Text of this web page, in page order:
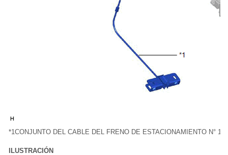
*1CONJUNTO DEL CABLE DEL FRENO DE ESTACIONAMIENTO N° 1
ILUSTRACIÓN